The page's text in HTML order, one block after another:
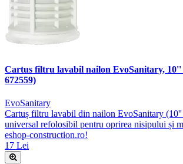
Cartus filtru lavabil nailon EvoSanitary, 10''
672559)
EvoSanitary
Cartuș filtru lavabil din nailon EvoSanitary
universal refolosibil pentru oprirea nisipului și
eshop-construction.ro!
17 Lei